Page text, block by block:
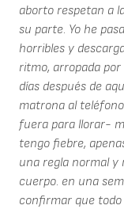
aborto respetan a
su parte. Yo he
horribles y
ritmo, arropada por
días después de
matrona al
fuera para llorar-
tengo fiebre,
una regla normal y
cuerpo. en una
confirmar que todo